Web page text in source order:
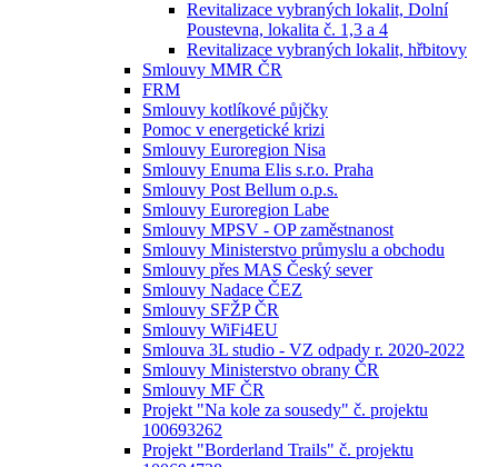
Revitalizace vybraných lokalit, Dolní
Poustevna, lokalita č. 1,3 a 4
Revitalizace vybraných lokalit, hřbitovy
Smlouvy MMR ČR
FRM
Smlouvy kotlíkové půjčky
Pomoc v energetické krizi
Smlouvy Euroregion Nisa
Smlouvy Enuma Elis s.r.o. Praha
Smlouvy Post Bellum o.p.s.
Smlouvy Euroregion Labe
Smlouvy MPSV - OP zaměstnanost
Smlouvy Ministerstvo průmyslu a obchodu
Smlouvy přes MAS Český sever
Smlouvy Nadace ČEZ
Smlouvy SFŽP ČR
Smlouvy WiFi4EU
Smlouva 3L studio - VZ odpady r. 2020-2022
Smlouvy Ministerstvo obrany ČR
Smlouvy MF ČR
Projekt "Na kole za sousedy" č. projektu
100693262
Projekt "Borderland Trails" č. projektu